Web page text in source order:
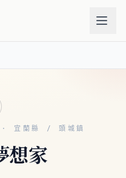
宜蘭縣 / 頭城鎮
想家